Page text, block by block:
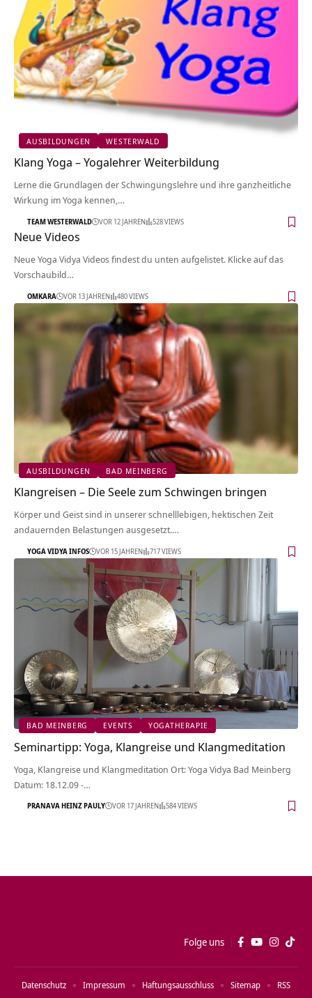
AUSBILDUNGEN WESTERWALD
Klang Yoga – Yogalehrer Weiterbildung
Lerne die Grundlagen der Schwingungslehre und ihre ganzheitliche
Wirkung im Yoga kennen,…
TEAM WESTERWALD VOR 12 JAHREN 528 VIEWS
Neue Videos
Neue Yoga Vidya Videos findest du unten aufgelistet. Klicke auf das
Vorschaubild…
OMKARA VOR 13 JAHREN 480 VIEWS
AUSBILDUNGEN BAD MEINBERG
Klangreisen – Die Seele zum Schwingen bringen
Körper und Geist sind in unserer schnelllebigen, hektischen Zeit
andauernden Belastungen ausgesetzt.…
YOGA VIDYA INFOS VOR 15 JAHREN 717 VIEWS
BAD MEINBERG EVENTS YOGATHERAPIE
Seminartipp: Yoga, Klangreise und Klangmeditation
Yoga, Klangreise und Klangmeditation Ort: Yoga Vidya Bad Meinberg
Datum: 18.12.09 -…
PRANAVA HEINZ PAULY VOR 17 JAHREN 584 VIEWS
Folge uns
Datenschutz Impressum Haftungsausschluss Sitemap RSS